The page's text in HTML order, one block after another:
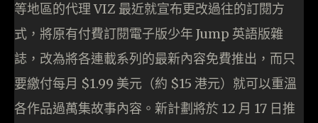
等地區的代理 VIZ 最近就宣布更改過往的訂閱方
式，將原有付費訂閱電子版少年 Jump 英語版雜
誌，改為將各連載系列的最新內容免費推出，而只
要繳付每月 $1.99 美元（約 $15 港元）就可以重溫
各作品過萬集故事內容。新計劃將於 12 月 17 日推